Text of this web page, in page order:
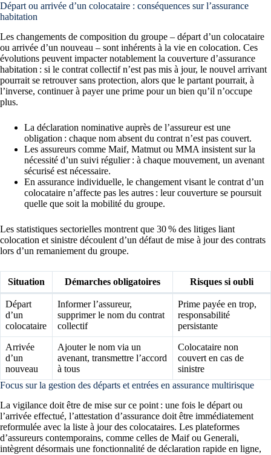
Départ ou arrivée d’un colocataire : conséquences sur l’assurance
habitation
Les changements de composition du groupe – départ d’un colocataire
ou arrivée d’un nouveau – sont inhérents à la vie en colocation. Ces
évolutions peuvent impacter notablement la couverture d’assurance
habitation : si le contrat collectif n’est pas mis à jour, le nouvel arrivant
pourrait se retrouver sans protection, alors que le partant pourrait, à
l’inverse, continuer à payer une prime pour un bien qu’il n’occupe
plus.
La déclaration nominative auprès de l’assureur est une
obligation : chaque nom absent du contrat n’est pas couvert.
Les assureurs comme Maif, Matmut ou MMA insistent sur la
nécessité d’un suivi régulier : à chaque mouvement, un avenant
sécurisé est nécessaire.
En assurance individuelle, le changement visant le contrat d’un
colocataire n’affecte pas les autres : leur couverture se poursuit
quelle que soit la mobilité du groupe.
Les statistiques sectorielles montrent que 30 % des litiges liant
colocation et sinistre découlent d’un défaut de mise à jour des contrats
lors d’un remaniement du groupe.
Situation Démarches obligatoires Risques si oubli
Départ
d’un
colocataire
Informer l’assureur,
supprimer le nom du contrat
collectif
Prime payée en trop,
responsabilité
persistante
Arrivée
d’un
nouveau
Ajouter le nom via un
avenant, transmettre l’accord
à tous
Colocataire non
couvert en cas de
sinistre
Focus sur la gestion des départs et entrées en assurance multirisque
La vigilance doit être de mise sur ce point : une fois le départ ou
l’arrivée effectué, l’attestation d’assurance doit être immédiatement
reformulée avec la liste à jour des colocataires. Les plateformes
d’assureurs contemporains, comme celles de Maif ou Generali,
intègrent désormais une fonctionnalité de déclaration rapide en ligne,